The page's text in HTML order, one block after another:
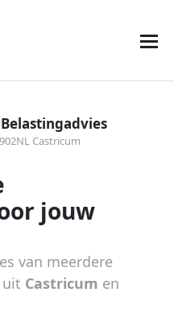
Castricum
jouw
van meerdere
Castricum en